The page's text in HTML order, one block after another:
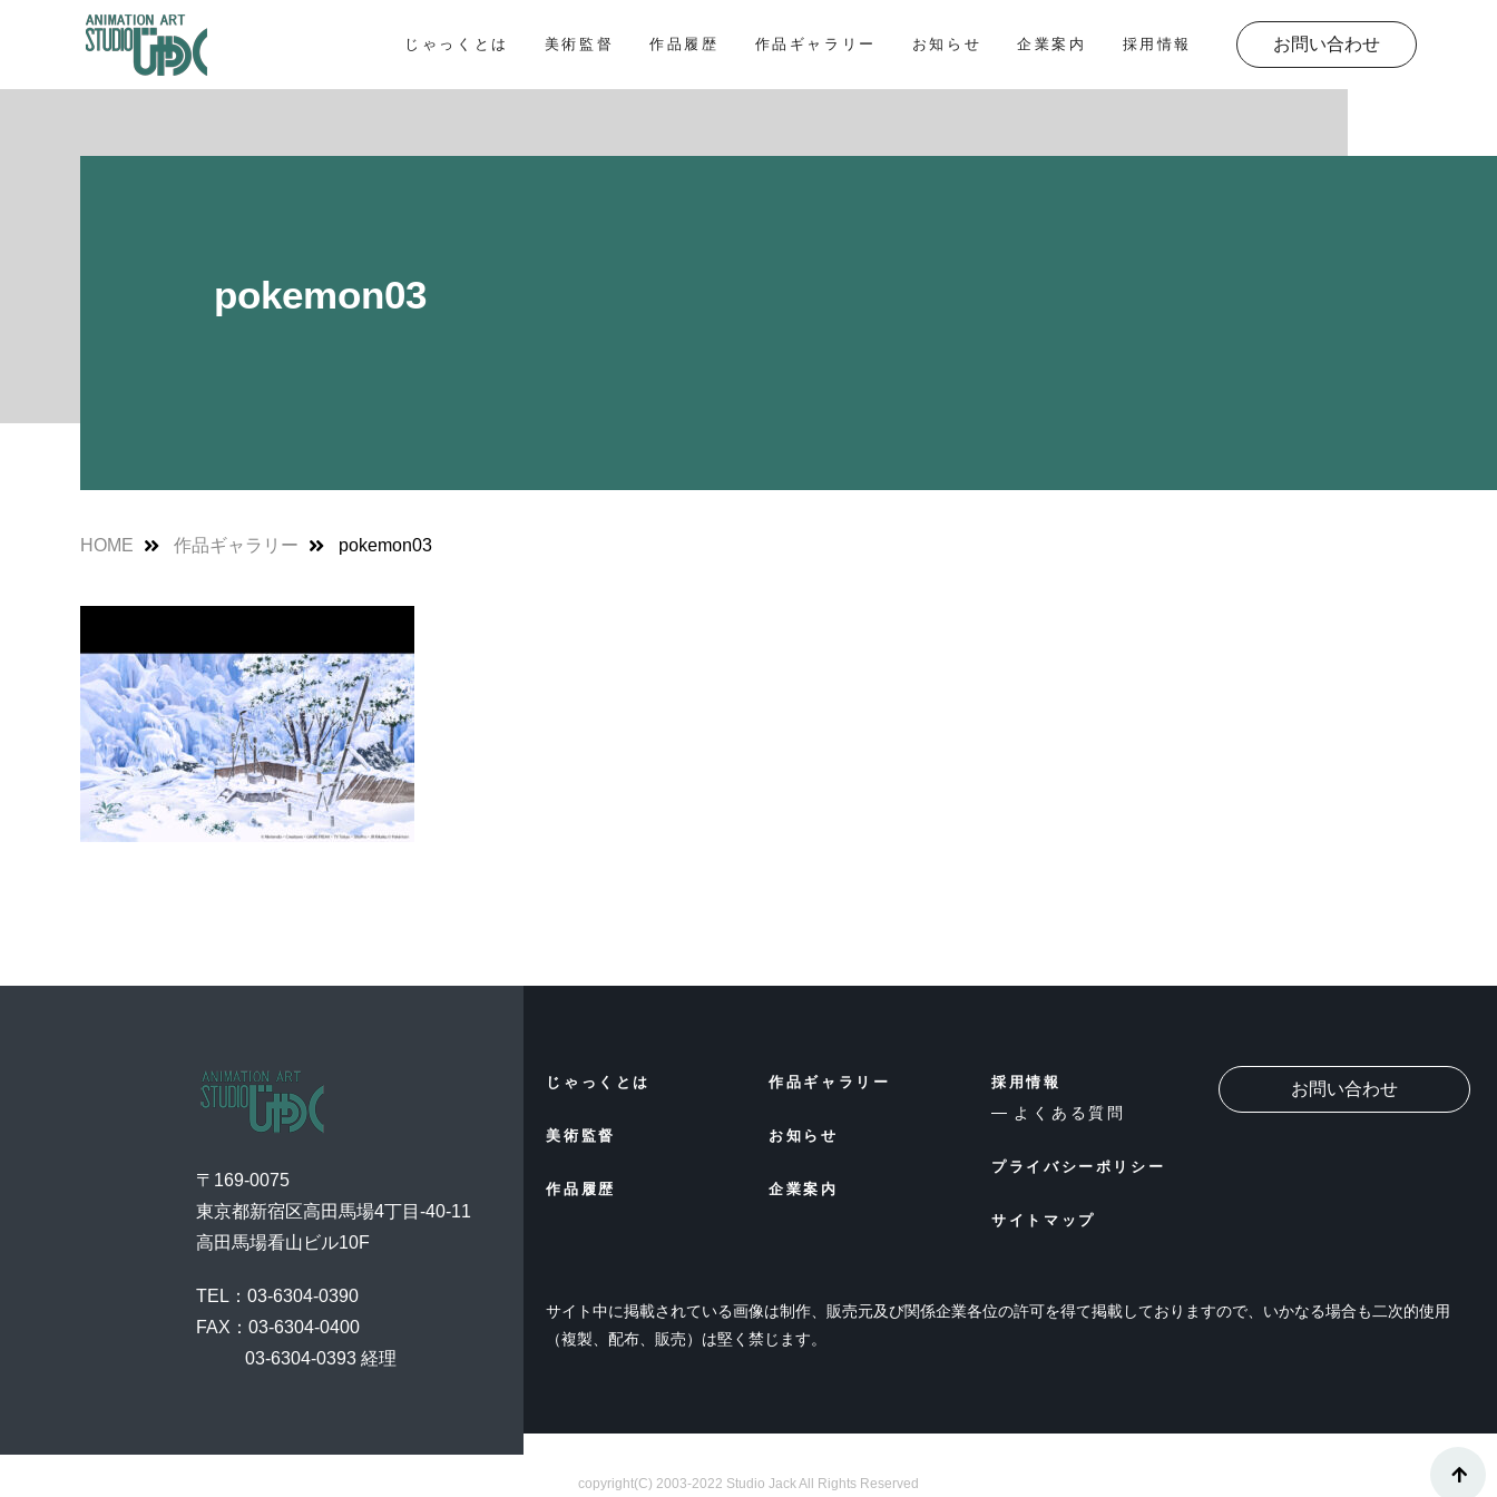
じゃっくとは 美術監督 作品履歴 作品ギャラリー お知らせ 企業案内 採用情報 お問い合わせ
pokemon03
HOME 作品ギャラリー pokemon03
〒169-0075
東京都新宿区高田馬場4丁目-40-11
高田馬場看山ビル10F
TEL：03-6304-0390
FAX：03-6304-0400
03-6304-0393 経理
じゃっくとは
美術監督
作品履歴
作品ギャラリー
お知らせ
企業案内
採用情報
よくある質問
プライバシーポリシー
サイトマップ
お問い合わせ
サイト中に掲載されている画像は制作、販売元及び関係企業各位の許可を得て掲載しておりますので、いかなる場合も二次的使用
（複製、配布、販売）は堅く禁じます。
copyright(C) 2003-2022 Studio Jack All Rights Reserved